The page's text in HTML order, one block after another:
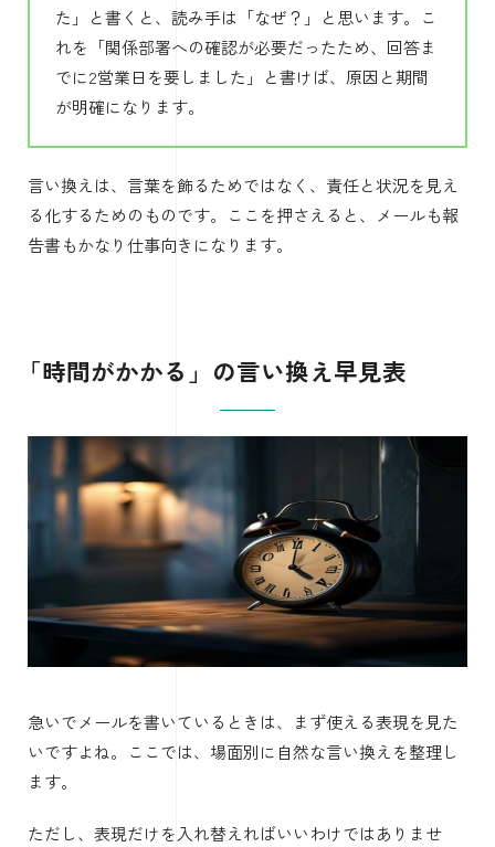
た」と書くと、読み手は「なぜ？」と思います。こ
れを「関係部署への確認が必要だったため、回答ま
でに2営業日を要しました」と書けば、原因と期間
が明確になります。
言い換えは、言葉を飾るためではなく、責任と状況を見え
る化するためのものです。ここを押さえると、メールも報
告書もかなり仕事向きになります。
「時間がかかる」の言い換え早見表
急いでメールを書いているときは、まず使える表現を見た
いですよね。ここでは、場面別に自然な言い換えを整理し
ます。
ただし、表現だけを入れ替えればいいわけではありませ